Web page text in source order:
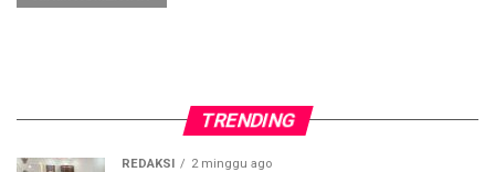
TRENDING
REDAKSI 2 minggu ago